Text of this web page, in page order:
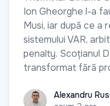
Ion Gheorghe l-a
Musi, iar după ce a
sistemului VAR,
penalty. Scoțianul
transformat fără
Alexandru Rusu
Alexandru